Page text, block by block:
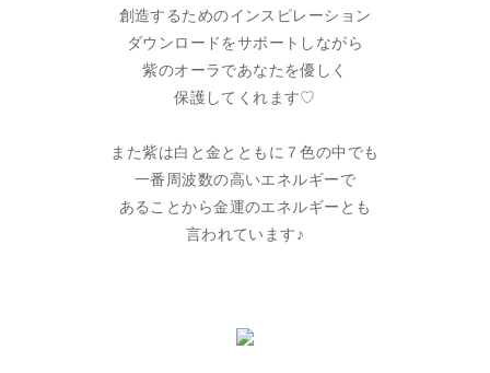
創造するためのインスピレーション
ダウンロードをサポートしながら
紫のオーラであなたを優しく
保護してくれます♡
また紫は白と金とともに７色の中でも
一番周波数の高いエネルギーで
あることから金運のエネルギーとも
言われています♪